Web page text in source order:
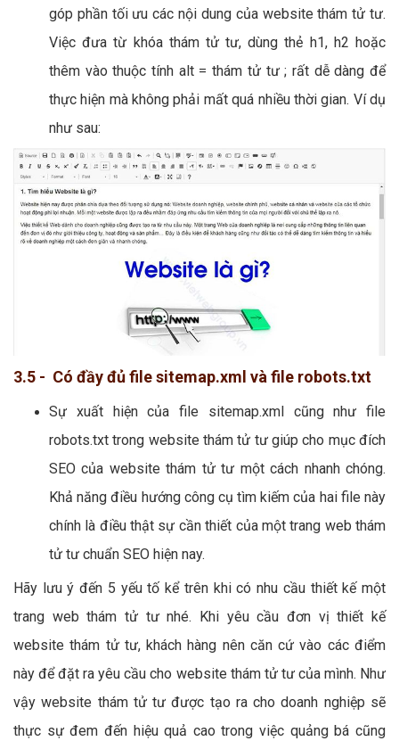
góp phần tối ưu các nội dung của website thám tử tư.
Việc đưa từ khóa thám tử tư, dùng thẻ h1, h2 hoặc
thêm vào thuộc tính alt = thám tử tư ; rất dễ dàng để
thực hiện mà không phải mất quá nhiều thời gian. Ví dụ
như sau:
3.5 - Có đầy đủ file sitemap.xml và file robots.txt
Sự xuất hiện của file sitemap.xml cũng như file
robots.txt trong website thám tử tư giúp cho mục đích
SEO của website thám tử tư một cách nhanh chóng.
Khả năng điều hướng công cụ tìm kiếm của hai file này
chính là điều thật sự cần thiết của một trang web thám
tử tư chuẩn SEO hiện nay.
Hãy lưu ý đến 5 yếu tố kể trên khi có nhu cầu thiết kế một
trang web thám tử tư nhé. Khi yêu cầu đơn vị thiết kế
website thám tử tư, khách hàng nên căn cứ vào các điểm
này để đặt ra yêu cầu cho website thám tử tư của mình. Như
vậy website thám tử tư được tạo ra cho doanh nghiệp sẽ
thực sự đem đến hiệu quả cao trong việc quảng bá cũng